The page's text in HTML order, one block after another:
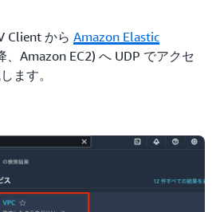
Client から Amazon Elastic
、Amazon EC2) へ UDP でアクセ
ます。